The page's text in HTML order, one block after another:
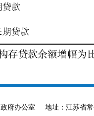
政府办公室 地址：江苏省